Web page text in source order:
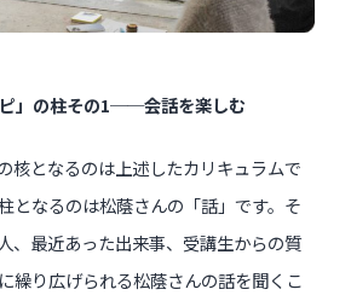
講座
ピ」の柱その1──会話を楽しむ
核となるのは上述したカリキュラムで
となるのは松蔭さんの「話」です。そ
、最近あった出来事、受講生からの質
繰り広げられる松蔭さんの話を聞くこ